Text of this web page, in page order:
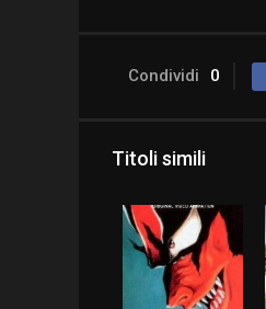
Condividi 0
Titoli simili